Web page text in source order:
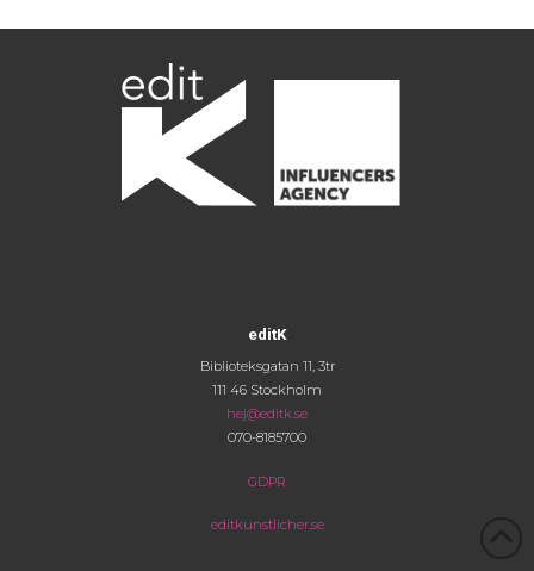
editK
Biblioteksgatan 11, 3tr
111 46 Stockholm
hej@editk.se
070-8185700
GDPR
editkunstlicher.se